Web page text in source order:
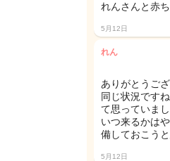
れんさんと赤
5月12日
れん
ありがとうご
同じ状況です
て思っていま
いつ来るかは
備しておこう
5月12日